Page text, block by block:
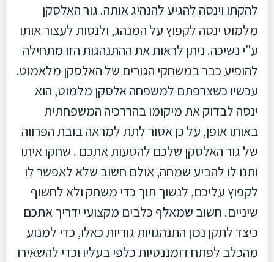
להקתו וינסה להגיע להנהיג אותה. גור האלסקן
מלמוט ינסה לקפוץ על המנהג, ולנסות לעצור אותו
ע"י נשיכה. ניתן לראות את ההתנהגות הזו מתחילה
להופיע כבר במשחקי הגורים של האלסקן מלאמוט.
עכשיו כשצרפתם למשפחה אלסקן מלמוט, הוא
ינסה לבדוק את מיקומו בהררכיה המשפחתית
באותו אופן, על כן אסור לתת למראה בובת הפרווה
של גור האלסקן שלכם להטעות אתכם . שחקו איתו
ותנו לו להביע שמחה, אולם חשוב שלא לאפשר לו
לקפוץ עליכם, לנשוך תוך כדי משחק ולא לחשוף
שיניים. חשוב שמאלף כלבים מקצועי ידריך אתכם
כיצד לתקן נכון התנהגויות גוריות כאלו, כדי למנוע
מהכלב לפתח דומננטיות כלפי בעליו וכדי להשאירו